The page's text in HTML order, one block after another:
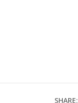
SHARE: